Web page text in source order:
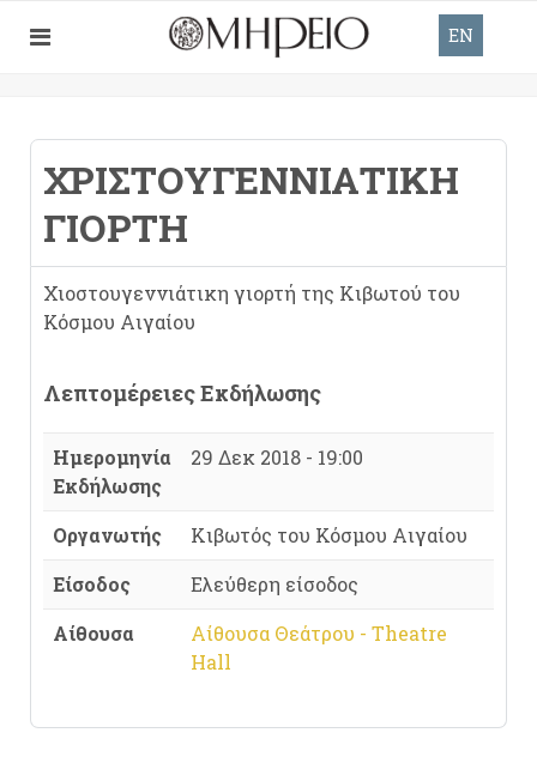
EN
ΧΡΙΣΤΟΥΓΕΝΝΙΆΤΙΚΗ
ΓΙΟΡΤΉ
Χιοστουγεννιάτικη γιορτή της Κιβωτού του
Κόσμου Αιγαίου
Λεπτομέρειες Εκδήλωσης
Ημερομηνία
Εκδήλωσης
29 Δεκ 2018 - 19:00
Οργανωτής
Κιβωτός του Κόσμου Αιγαίου
Είσοδος
Ελεύθερη είσοδος
Αίθουσα
Αίθουσα Θεάτρου - Theatre
Hall